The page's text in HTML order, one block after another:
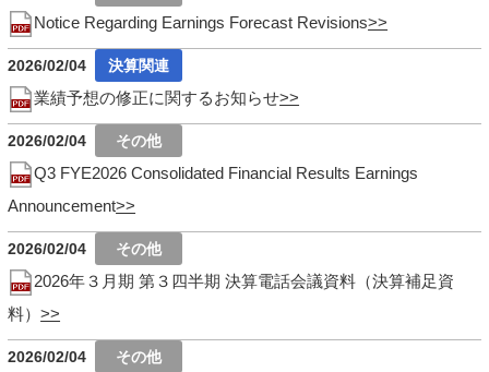
Notice Regarding Earnings Forecast Revisions
2026/02/04
業績予想の修正に関するお知らせ
2026/02/04
Q3 FYE2026 Consolidated Financial Results Earnings
Announcement
2026/02/04
2026年３月期 第３四半期 決算電話会議資料（決算補足資
料）
2026/02/04